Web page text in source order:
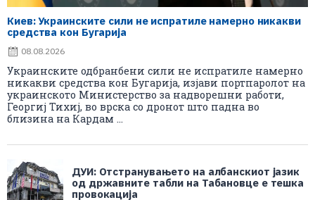
Киев: Украинските сили не испратиле намерно никакви
средства кон Бугарија
08.08.2026
Украинските одбранбени сили не испратиле намерно
никакви средства кон Бугарија, изјави портпаролот на
украинското Министерство за надворешни работи,
Георгиј Тихиј, во врска со дронот што падна во
близина на Кардам ...
ДУИ: Отстранувањето на албанскиот јазик
од државните табли на Табановце е тешка
провокација